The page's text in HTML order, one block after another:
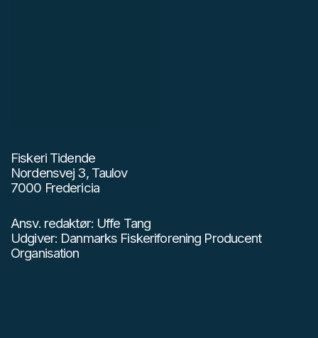
Fiskeri Tidende
Nordensvej 3, Taulov
7000 Fredericia
Ansv. redaktør: Uffe Tang
Udgiver: Danmarks Fiskeriforening Producent
Organisation